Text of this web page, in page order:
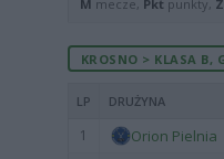
M mecze, Pkt punkty, Z
KROSNO > KLASA B,
LP DRUŻYNA
1 Orion Pielnia